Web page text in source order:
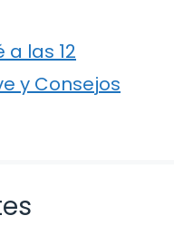
las 12
y Consejos